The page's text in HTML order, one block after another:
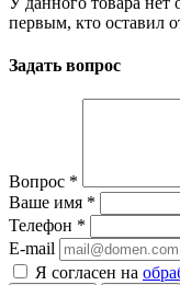
первым, кто оставил
Задать вопрос
Вопрос *
Ваше имя *
Телефон *
E-mail
Я согласен на